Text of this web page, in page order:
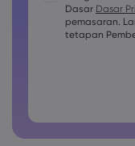
huruf besar
Kata laluan
huruf kecil
Kata laluan
Kata laluan
Dasar Dasar
pemasaran.
tetapan